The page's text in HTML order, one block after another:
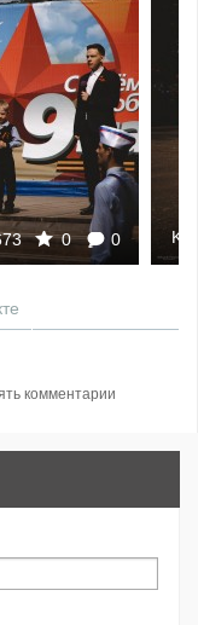
694 0 0
комментарии